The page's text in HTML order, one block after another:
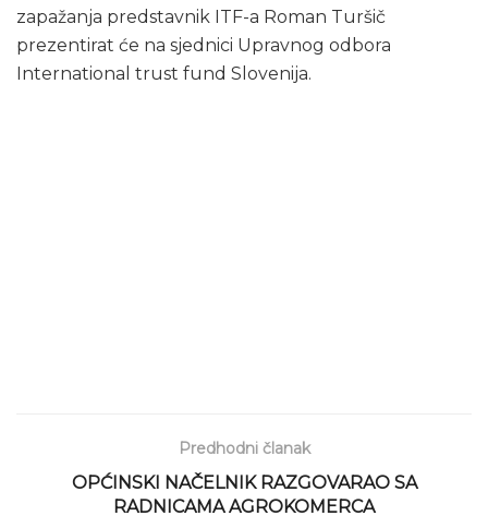
zapažanja predstavnik ITF-a Roman Turšič
prezentirat će na sjednici Upravnog odbora
International trust fund Slovenija.
Predhodni članak
OPĆINSKI NAČELNIK RAZGOVARAO SA
RADNICAMA AGROKOMERCA